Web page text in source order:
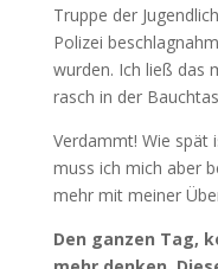
Truppe der
Polizei
wurden. Ich ließ das
rasch in der
Verdammt! Wie spät
muss ich mich aber
mehr mit meiner
Den ganzen Tag,